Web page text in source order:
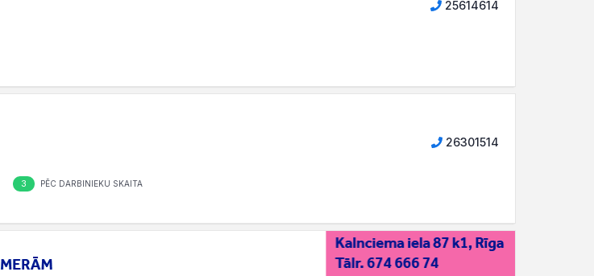
25614614
26301514
3 PĒC DARBINIEKU SKAITA